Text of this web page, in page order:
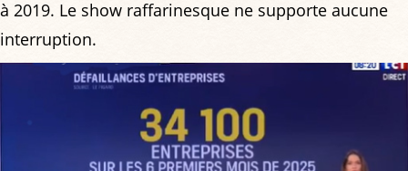
à 2019. Le show raffarinesque ne supporte aucune
interruption.